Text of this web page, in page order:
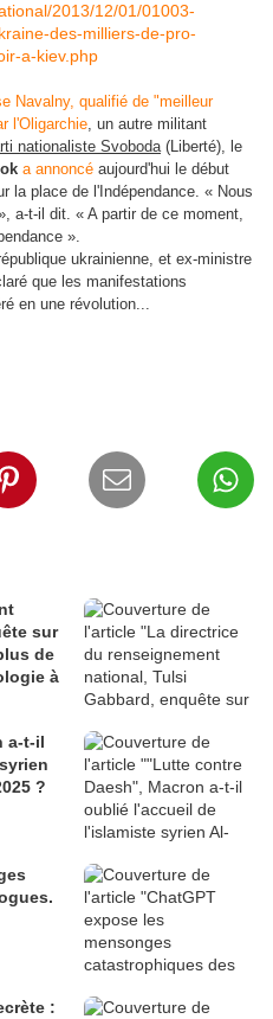
2013/12/01/01003-
des-milliers-de-pro-
a-kiev.php
Navalny, qualifié de "meilleur
l'Oligarchie, un autre militant
nationaliste Svoboda (Liberté), le
a annoncé aujourd'hui le début
la place de l'Indépendance. « Nous
a-t-il dit. « A partir de ce moment,
».
ukrainienne, et ex-ministre
que les manifestations
en une révolution...
sur
de
à
a-t-il
?
: